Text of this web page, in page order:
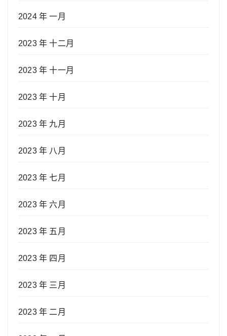
2024 年 一月
2023 年 十二月
2023 年 十一月
2023 年 十月
2023 年 九月
2023 年 八月
2023 年 七月
2023 年 六月
2023 年 五月
2023 年 四月
2023 年 三月
2023 年 二月